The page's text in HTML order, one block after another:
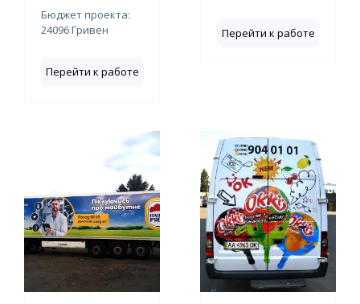
Бюджет проекта:
24096 Гривен
Перейти к работе
Перейти к работе